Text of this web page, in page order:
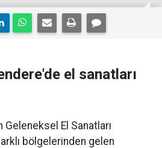
el sanatları
El Sanatları
bölgelerinden gelen